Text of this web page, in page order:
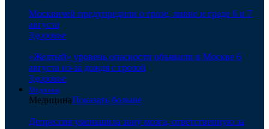
Москвичей предупредили о грозе, ливне и граде 6 и 7
августа
Здоровье
«Желтый» уровень опасности объявили в Москве 6
августа из-за дождя с грозой
Здоровье
Медицина
МедицинаПоказать больше
Депрессия уменьшила зону мозга, ответственную за